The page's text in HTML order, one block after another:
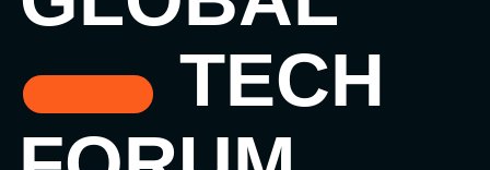
FORUM
Цифровая трансформация
и автоматизация бизнеса